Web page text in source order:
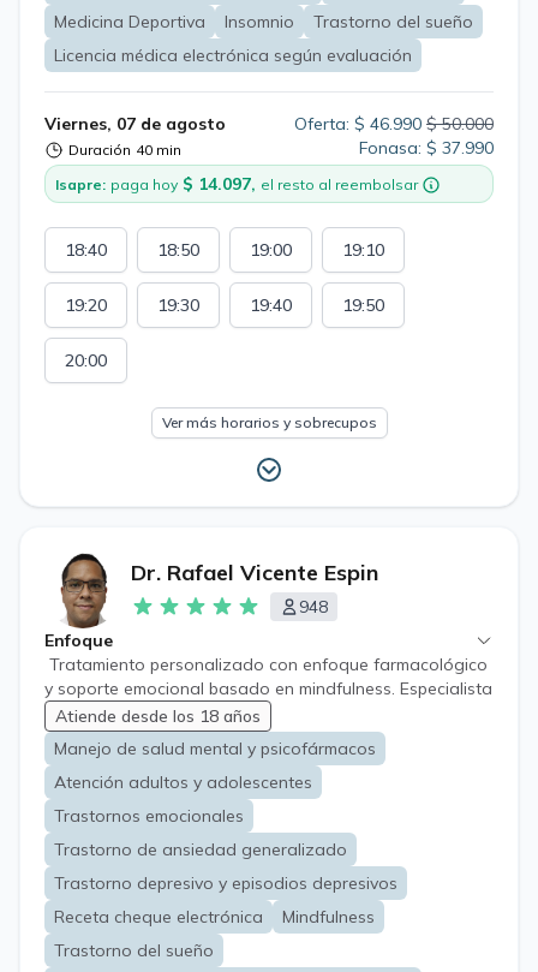
psicosociales para el manejo del estrés, la mejora de la
resiliencia y la promoción de estilos de vida saludables
como pilares del tratamiento. La farmacoterapia se
siempre con un seguimiento cuidadoso y la posibilidad
de derivación a Psiquiatría para evaluaciones más
especializadas.
Medicina Deportiva
Insomnio
Trastorno del sueño
Licencia médica electrónica según evaluación
Viernes, 07 de agosto
Duración 40 min
Oferta: $ 46.990 $ 50.000
Fonasa: $ 37.990
Isapre: paga hoy $ 14.097, el resto al reembolsar
18:40 18:50 19:00 19:10
19:20 19:30 19:40 19:50
20:00
Ver más horarios y sobrecupos
Dr. Rafael Vicente Espin
948
Enfoque
Tratamiento personalizado con enfoque farmacológico
y soporte emocional basado en mindfulness. Especialista
en manejo de estrés, burnout y conflictos laborales,
orientando soluciones prácticas adaptadas a la
realidad de cada persona
Atiende desde los 18 años
Manejo de salud mental y psicofármacos
Atención adultos y adolescentes
Trastornos emocionales
Trastorno de ansiedad generalizado
Trastorno depresivo y episodios depresivos
Receta cheque electrónica
Mindfulness
Trastorno del sueño